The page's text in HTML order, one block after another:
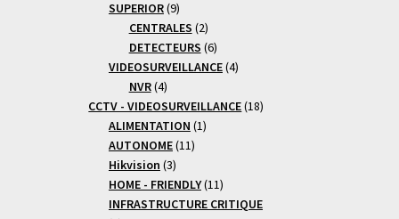
SUPERIOR 99
produits
CENTRALES 22
produits
DETECTEURS 66
produits
VIDEOSURVEILLANCE 44
NVR 44
produits
CCTV - VIDEOSURVEILLANCE 1818
ALIMENTATION 11
AUTONOME 1111
Hikvision 33
produits
HOME - FRIENDLY 1111
produits
INFRASTRUCTURE CRITIQUE